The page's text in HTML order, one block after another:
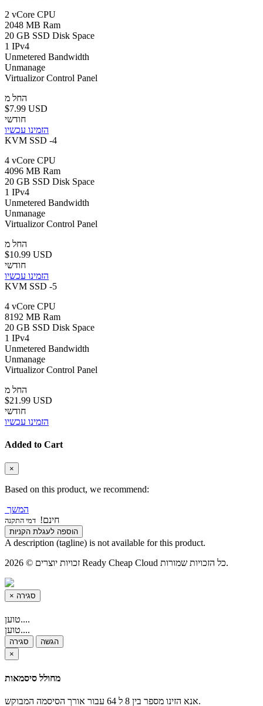
2 vCore CPU
2048 MB Ram
20 GB SSD Disk Space
1 IPv4
Unmetered Bandwidth
Unmanage
Virtualizor Control Panel
החל מ
$7.99 USD
חודשי
הזמינו עכשיו
KVM SSD -4
4 vCore CPU
4096 MB Ram
20 GB SSD Disk Space
1 IPv4
Unmetered Bandwidth
Unmanage
Virtualizor Control Panel
החל מ
$10.99 USD
חודשי
הזמינו עכשיו
KVM SSD -5
4 vCore CPU
8192 MB Ram
20 GB SSD Disk Space
1 IPv4
Unmetered Bandwidth
Unmanage
Virtualizor Control Panel
החל מ
$21.99 USD
חודשי
הזמינו עכשיו
Added to Cart
×
Based on this product, we recommend:
המשך
חינם! דמי התקנה
הוספה לעגלת הקניות
A description (tagline) is not available for this product.
זכויות יוצרים © 2026 Ready Cheap Cloud כל הזכויות שמורות.
× סגירה
טוען....
טוען....
סגירה
הגשה
×
מחולל סיסמאות
אנא הזינו מספר בין 8 ל 64 עבור אורך הסיסמה המבוקש.